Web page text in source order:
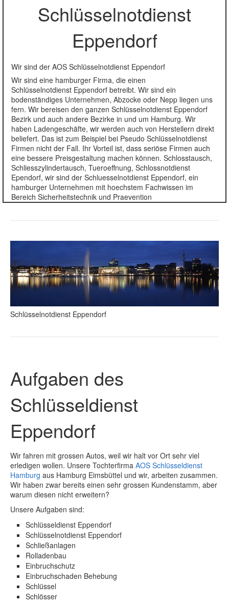
Schlüsselnotdienst
Eppendorf
Wir sind der AOS Schlüsselnotdienst Eppendorf
Wir sind eine hamburger Firma, die einen
Schlüsselnotdienst Eppendorf betreibt. Wir sind ein
bodenständiges Unternehmen, Abzocke oder Nepp liegen uns
fern. Wir bereisen den ganzen Schlüsselnotdienst Eppendorf
Bezirk und auch andere Bezirke in und um Hamburg. Wir
haben Ladengeschäfte, wir werden auch von Herstellern direkt
beliefert. Das ist zum Beispiel bei Pseudo Schlüsselnotdienst
Firmen nicht der Fall. Ihr Vorteil ist, dass seriöse Firmen auch
eine bessere Preisgestaltung machen können. Schlosstausch,
Schliesszylindertausch, Tueroeffnung, Schlossnotdienst
Ependorf, wir sind der Schluesselnotdienst Eppendorf, ein
hamburger Unternehmen mit hoechstem Fachwissen im
Bereich Sicherheitstechnik und Praevention
Schlüsselnotdienst Eppendorf
Aufgaben des
Schlüsseldienst
Eppendorf
Wir fahren mit grossen Autos, weil wir halt vor Ort sehr viel
erledigen wollen. Unsere Tochterfirma AOS Schlüsseldienst
Hamburg aus Hamburg Eimsbüttel und wir, arbeiten zusammen.
Wir haben zwar bereits einen sehr grossen Kundenstamm, aber
warum diesen nicht erweitern?
Unsere Aufgaben sind:
Schlüsseldienst Eppendorf
Schlüsselnotdienst Eppendorf
Schließanlagen
Rolladenbau
Einbruchschutz
Einbruchschaden Behebung
Schlüssel
Schlösser